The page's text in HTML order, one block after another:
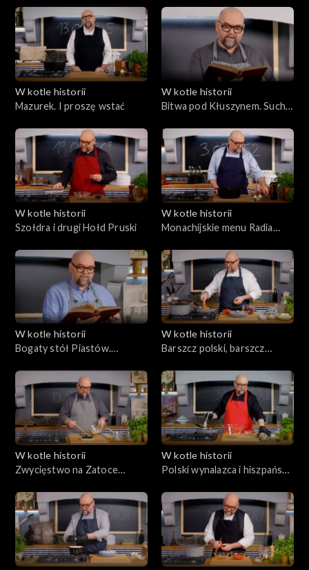
W kotle historii
Mazurek. I proszę wstać
W kotle historii
Bitwa pod Kłuszynem. Suchy
W kotle historii
Szołdra i drugi Hołd Pruski
W kotle historii
Monachijskie menu Radia
W kotle historii
Bogaty stół Piastów.
W kotle historii
Barszcz polski, barszcz
hadziackiej
W kotle historii
Zwycięstwo na Zatoce
krzyżackiego Królewca
W kotle historii
Polski wynalazca i hiszpańska
XIII